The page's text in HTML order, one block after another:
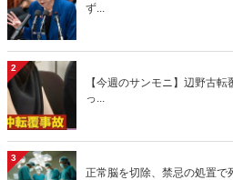
ず...
2
【今週のサンモニ】辺野古
っ...
3
正常脳を切除、禁忌の処置で